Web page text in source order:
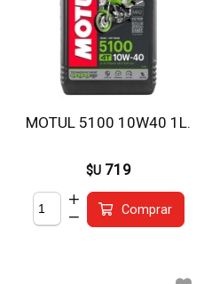
MOTUL 5100 10W40 1L.
$U 719
Comprar